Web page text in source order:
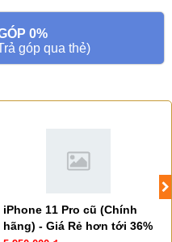
0%
góp qua thẻ)
iPhone 11 Pro cũ (Chính
hãng) - Giá Rẻ hơn tới 36%